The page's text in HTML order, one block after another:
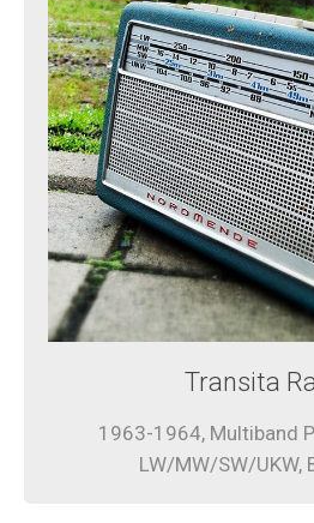
Transita
1963-1964, Multiband
LW/MW/SW/UKW,